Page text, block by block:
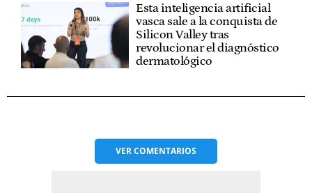
Esta inteligencia artificial
vasca sale a la conquista de
Silicon Valley tras
revolucionar el diagnóstico
dermatológico
VERCOMENTARIOS